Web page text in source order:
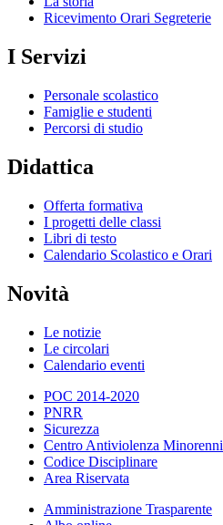
Ricevimento Orari Segreterie
I Servizi
Personale scolastico
Famiglie e studenti
Percorsi di studio
Didattica
Offerta formativa
I progetti delle classi
Libri di testo
Calendario Scolastico e Orari
Novità
Le notizie
Le circolari
Calendario eventi
POC 2014-2020
PNRR
Sicurezza
Centro Antiviolenza Minorenni
Codice Disciplinare
Area Riservata
Amministrazione Trasparente